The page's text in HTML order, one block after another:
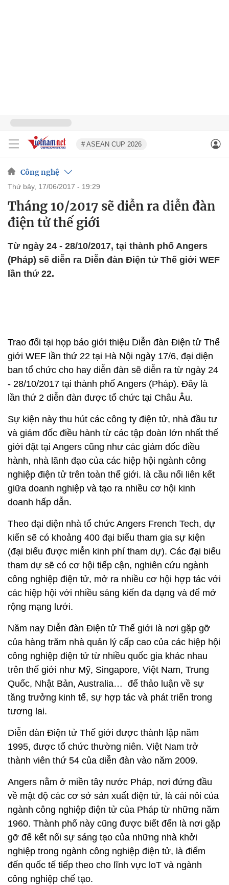
# ASEAN CUP 2026
Công nghệ
thứ bảy, 17/06/2017 - 19:29
Tháng 10/2017 sẽ diễn ra diễn đàn
điện tử thế giới
Từ ngày 24 - 28/10/2017, tại thành phố Angers
(Pháp) sẽ diễn ra Diễn đàn Điện tử Thế giới WEF
lần thứ 22.
Trao đổi tại họp báo giới thiệu Diễn đàn Điện tử Thế
giới WEF lần thứ 22 tại Hà Nội ngày 17/6, đại diện
ban tổ chức cho hay diễn đàn sẽ diễn ra từ ngày 24
- 28/10/2017 tại thành phố Angers (Pháp). Đây là
lần thứ 2 diễn đàn được tổ chức tại Châu Âu.
Sự kiện này thu hút các công ty điện tử, nhà đầu tư
và giám đốc điều hành từ các tập đoàn lớn nhất thế
giới đặt tại Angers cũng như các giám đốc điều
hành, nhà lãnh đạo của các hiệp hội ngành công
nghiệp điện tử trên toàn thế giới. là cầu nối liên kết
giữa doanh nghiệp và tạo ra nhiều cơ hội kinh
doanh hấp dẫn.
Theo đại diện nhà tổ chức Angers French Tech, dự
kiến sẽ có khoảng 400 đại biểu tham gia sự kiện
(đại biểu được miễn kinh phí tham dự). Các đại biểu
tham dự sẽ có cơ hội tiếp cận, nghiên cứu ngành
công nghiệp điện tử, mở ra nhiều cơ hội hợp tác với
các hiệp hội với nhiều sáng kiến đa dạng và để mở
rộng mạng lưới.
Năm nay Diễn đàn Điện tử Thế giới là nơi gặp gỡ
của hàng trăm nhà quản lý cấp cao của các hiệp hội
công nghiệp điện tử từ nhiều quốc gia khác nhau
trên thế giới như Mỹ, Singapore, Việt Nam, Trung
Quốc, Nhật Bản, Australia… để thảo luận về sự
tăng trưởng kinh tế, sự hợp tác và phát triển trong
tương lai.
Diễn đàn Điện tử Thế giới được thành lập năm
1995, được tổ chức thường niên. Việt Nam trở
thành viên thứ 54 của diễn đàn vào năm 2009.
Angers nằm ở miền tây nước Pháp, nơi đứng đầu
về mật độ các cơ sở sản xuất điện tử, là cái nôi của
ngành công nghiệp điện tử của Pháp từ những năm
1960. Thành phố này cũng được biết đến là nơi gặp
gỡ để kết nối sự sáng tạo của những nhà khởi
nghiệp trong ngành công nghiệp điện tử, là điểm
đến quốc tế tiếp theo cho lĩnh vực loT và ngành
công nghiệp chế tạo.